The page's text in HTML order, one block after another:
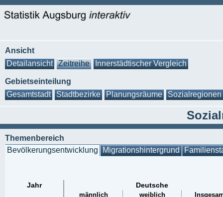
Ansicht
Detailansicht
Zeitreihe Innerstädtischer Vergleich
Gebietseinteilung
Gesamtstadt
Stadtbezirke Planungsräume Sozialregionen
Themenbereich
Bevölkerungsentwicklung Migrationshintergrund
Jahr Deutsche
männlich weiblich